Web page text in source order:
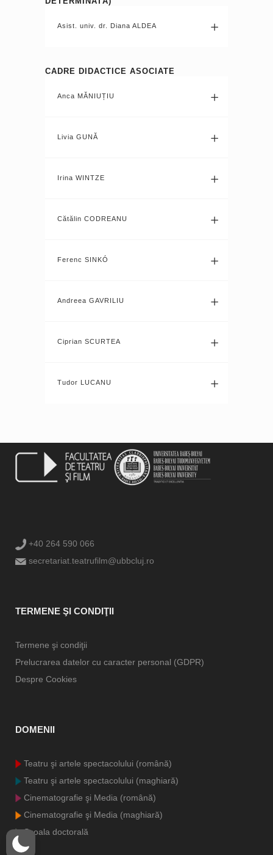
Asist. univ. dr. Diana ALDEA
CADRE DIDACTICE ASOCIATE
Anca MĂNIUȚIU
Livia GUNĂ
Irina WINTZE
Cătălin CODREANU
Ferenc SINKÓ
Andreea GAVRILIU
Ciprian SCURTEA
Tudor LUCANU
+40 264 590 066
secretariat.teatrufilm@ubbcluj.ro
TERMENE ŞI CONDIŢII
Termene şi condiţii
Prelucrarea datelor cu caracter personal (GDPR)
Despre Cookies
DOMENII
Teatru şi artele spectacolului (română)
Teatru şi artele spectacolului (maghiară)
Cinematografie şi Media (română)
Cinematografie şi Media (maghiară)
Şcoala doctorală